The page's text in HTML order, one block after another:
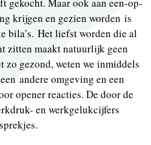
krijgen en gezien worden is
bila’s. Het liefst worden die al
zitten maakt natuurlijk geen
zo gezond, weten we inmiddels
andere omgeving en een
opener reacties. De door de
en werkgelukcijfers